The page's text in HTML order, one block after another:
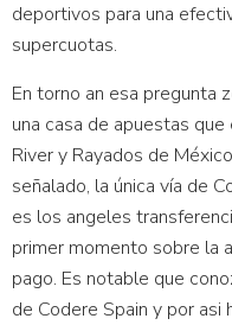
deportivos para una
supercuotas.
En torno an esa pregunta
una casa de apuestas
River y Rayados de
señalado, la única vía de
es los angeles
primer momento sobre la
pago. Es notable que
de Codere Spain y por